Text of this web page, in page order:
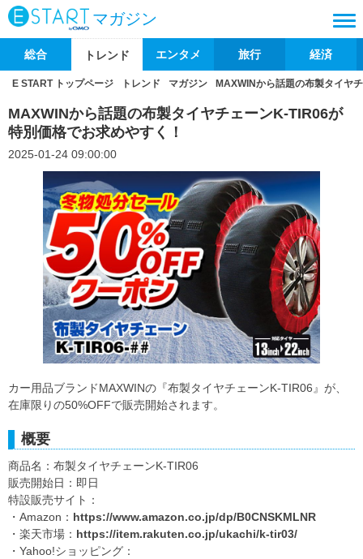
マガジン
総合 トレンド エンタメ 旅行 経済
E START トップページ トレンド マガジン MAXWINから話題の布製タイヤ
MAXWINから話題の布製タイヤチェーンK-TIR06が
特別価格でお求めやすく！
2025-01-24 09:00:00
カー用品ブランドMAXWINの『布製タイヤチェーンK-TIR06』が、
在庫限りの50%OFFで販売開始されます。
概要
商品名：布製タイヤチェーンK-TIR06
販売開始日：即日
特設販売サイト：
・Amazon： https://www.amazon.co.jp/dp/B0CNSKMLNR
・楽天市場： https://item.rakuten.co.jp/ukachi/k-tir03/
・Yahoo!ショッピング：